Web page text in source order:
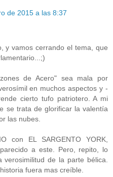
de 2015 a las 8:37
y vamos cerrando el tema, que
de Acero" sea mala por
en muchos aspectos y -
cierto tufo patriotero. A mi
se trata de glorificar la valentía
las nubes.
con EL SARGENTO YORK,
a este. Pero, repito, lo
de la parte bélica.
fuera mas creíble.